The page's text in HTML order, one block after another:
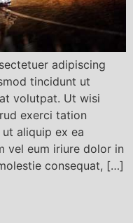
adipiscing
tincidunt ut
volutpat. Ut wisi
exerci tation
aliquip ex ea
vel eum iriure dolor in
consequat, […]